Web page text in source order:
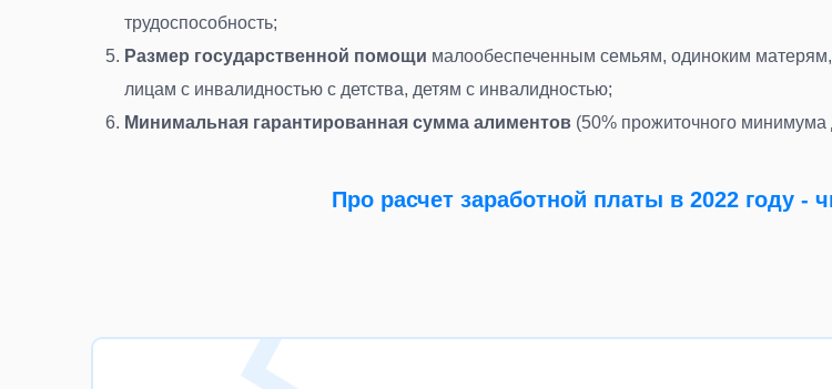
трудоспособность;
Размер государственной помощи малообеспеченным семьям, одиноким матерям,
лицам с инвалидностью с детства, детям с инвалидностью;
Минимальная гарантированная сумма алиментов (50% прожиточного минимума
Про расчет заработной платы в 2022 году -